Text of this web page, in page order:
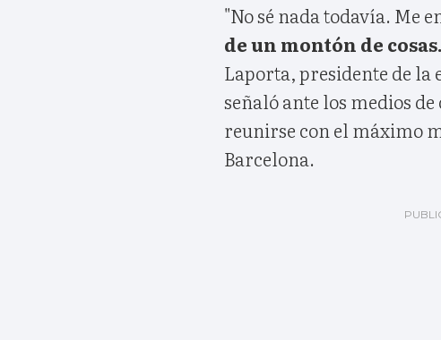
"No sé nada todavía. Me
de un montón de cosas.
Laporta, presidente de la
señaló ante los medios
reunirse con el máximo
Barcelona.